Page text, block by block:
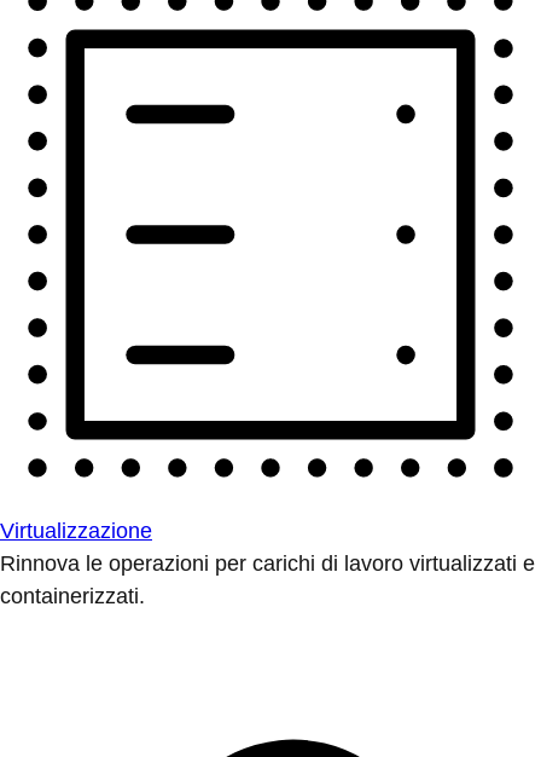
Virtualizzazione
Rinnova le operazioni per carichi di lavoro virtualizzati e
containerizzati.